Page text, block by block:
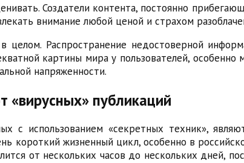
Создатели контента, постоянно
внимание любой ценой и страхом
Распространение недостоверной
картины мира у пользователей,
напряженности.
«вирусных» публикаций
с использованием «секретных техник»,
короткий жизненный цикл, особенно в
от нескольких часов до нескольких дней,